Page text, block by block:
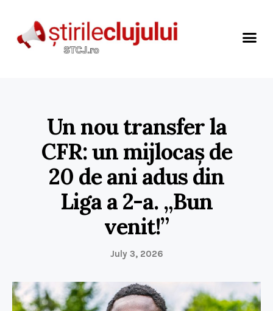
Un nou transfer la
CFR: un mijlocaș de
20 de ani adus din
Liga a 2-a. „Bun
venit!”
July 3, 2026